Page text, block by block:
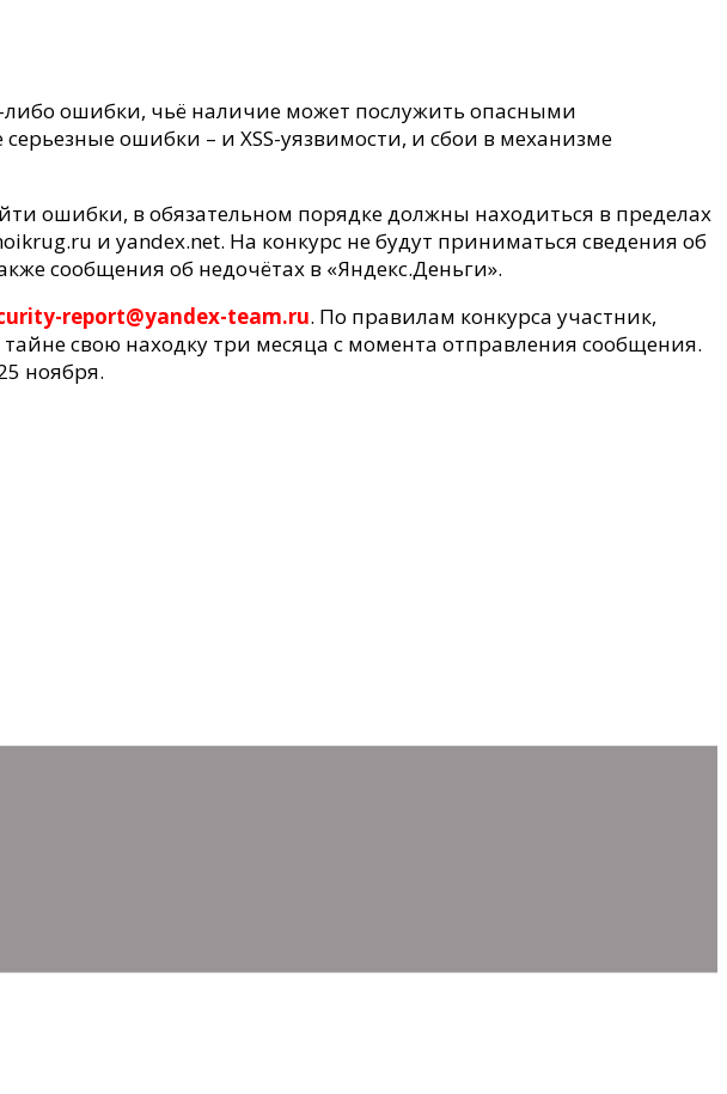
либо ошибки, чьё наличие может послужить опасными
ошибки – и XSS-уязвимости, и сбои в механизме
ошибки, в обязательном порядке должны находиться в пределах
и yandex.net. На конкурс не будут приниматься сведения об
сообщения об недочётах в «Яндекс.Деньги».
report@yandex-team.ru. По правилам конкурса участник,
свою находку три месяца с момента отправления сообщения.
ноября.